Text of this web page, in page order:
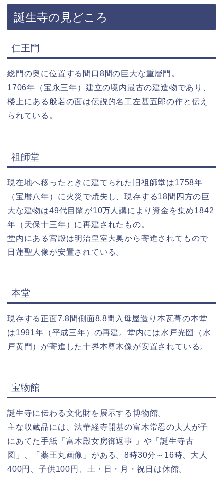
誕生寺の見どころ
仁王門
総門の奥に位置する間口8間の巨大な重層門。
1706年（宝永三年）建立の境内最古の建造物であり、
楼上にある般若の面は伝説的名工左甚五郎の作と伝え
られている。
祖師堂
現在地へ移ったときに建てられた旧祖師堂は1758年
（宝暦八年）に火災で焼失し、現存する18間四方の巨
大な建物は49代目闡が10万人講により資金を集め1842
年（天保十三年）に再建されたもの。
堂内にある宮殿は明治皇室大奥から寄進されてもので
日蓮聖人像が安置されている。
本堂
現存する正面7.8間側面8.8間入母屋造り本瓦葺の本堂
は1991年（平成三年）の再建。堂内には水戸光圀（水
戸黄門）が寄進した十界本尊木像が安置されている。
宝物館
誕生寺に伝わる文化財を展示する博物館。
主な収蔵品には、法華経寺開基の富木常忍の夫人が子
にあてた手紙「富木殿女房御返事 」や「誕生寺古
図」、「薬王丸画像」がある。8時30分～16時、大人
400円、子供100円、土・日・月・祝日は休館。